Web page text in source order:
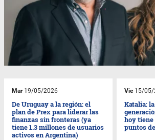
Mar19/05/2026
De Uruguay a la región: el
plan de Prex para liderar las
finanzas sin fronteras (ya
tiene 1.3 millones de usuarios
activos en Argentina)
Vie15/05/
Katalia:
hoy tiene
puntos